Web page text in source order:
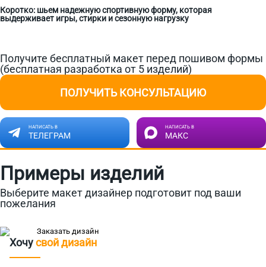
Коротко: шьем надежную спортивную форму, которая
выдерживает игры, стирки и сезонную нагрузку
Получите бесплатный макет перед пошивом формы
(бесплатная разработка от 5 изделий)
ПОЛУЧИТЬ КОНСУЛЬТАЦИЮ
НАПИСАТЬ В
ТЕЛЕГРАМ
НАПИСАТЬ В
МАКС
Примеры изделий
Выберите макет дизайнер подготовит под ваши
пожелания
Хочусвой дизайн